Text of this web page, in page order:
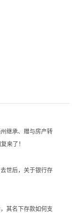
继承、赠与房产转
来了！
世后，关于银行存
其名下存款如何支